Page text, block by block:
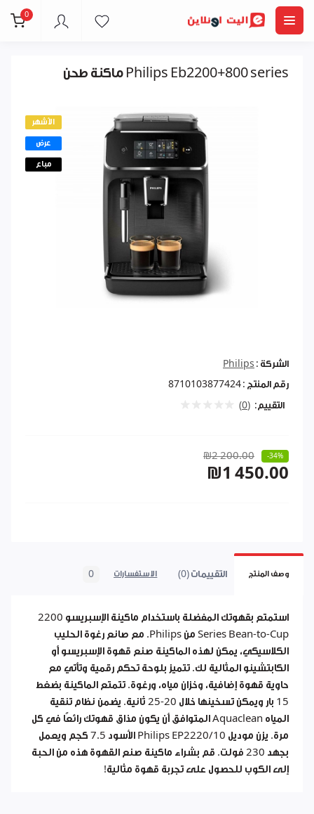
0
ماكنة طحن Philips Eb2200+800 series
الأشهر
عرض
مباع
الشركة : Philips
رقم المنتج : 8710103877424
التقييم: (0)
₪2 200.00 -34%
₪1 450.00
وصف المنتج التقييمات (0) الاستفسارات 0
استمتع بقهوتك المفضلة باستخدام ماكينة الإسبريسو 2200
Series Bean-to-Cup من Philips. مع صانع رغوة الحليب
الكلاسيكي، يمكن لهذه الماكينة صنع قهوة الإسبريسو أو
الكابتشينو المثالية لك. تتميز بلوحة تحكم رقمية وتأتي مع
حاوية قهوة إضافية، وخزان مياه، ورغوة. تتمتع الماكينة بضغط
15 بار ويمكن تسخينها خلال 20-25 ثانية. يضمن نظام تنقية
المياه Aquaclean المتوافق أن يكون مذاق قهوتك رائعًا في كل
مرة. يزن موديل Philips EP2220/10 الأسود 7.5 كجم ويعمل
بجهد 230 فولت. قم بشراء ماكينة صنع القهوة هذه من الحبة
إلى الكوب للحصول على تجربة قهوة مثالية!